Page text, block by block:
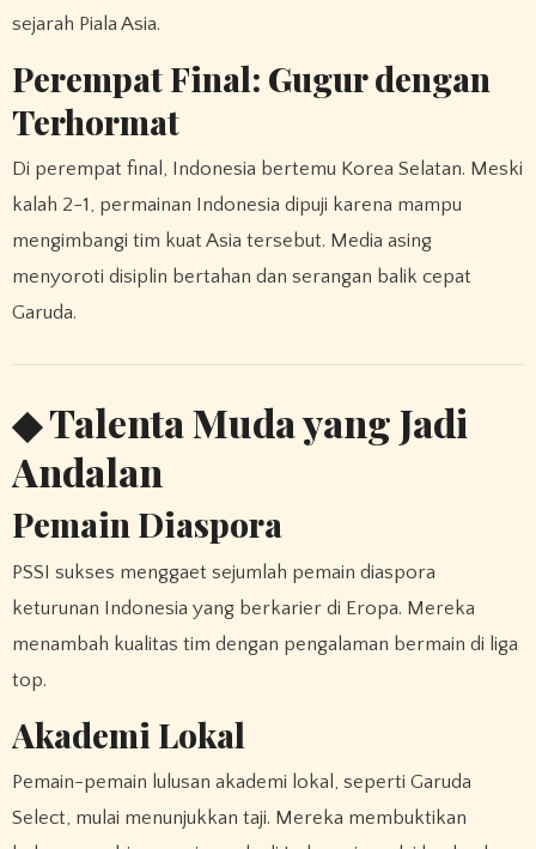
sejarah Piala Asia.
Perempat Final: Gugur dengan
Terhormat
Di perempat final, Indonesia bertemu Korea Selatan. Meski
kalah 2-1, permainan Indonesia dipuji karena mampu
mengimbangi tim kuat Asia tersebut. Media asing
menyoroti disiplin bertahan dan serangan balik cepat
Garuda.
◆ Talenta Muda yang Jadi
Andalan
Pemain Diaspora
PSSI sukses menggaet sejumlah pemain diaspora
keturunan Indonesia yang berkarier di Eropa. Mereka
menambah kualitas tim dengan pengalaman bermain di liga
top.
Akademi Lokal
Pemain-pemain lulusan akademi lokal, seperti Garuda
Select, mulai menunjukkan taji. Mereka membuktikan